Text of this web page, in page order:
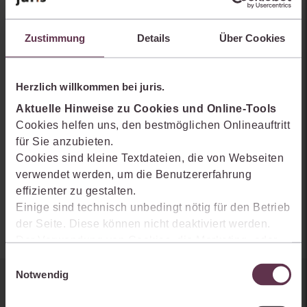
Zustimmung Details Über Cookies
Herzlich willkommen bei juris.
Aktuelle Hinweise zu Cookies und Online-Tools
Cookies helfen uns, den bestmöglichen Onlineauftritt
für Sie anzubieten.
Cookies sind kleine Textdateien, die von Webseiten
verwendet werden, um die Benutzererfahrung
effizienter zu gestalten.
Einige sind technisch unbedingt nötig für den Betrieb
der Seite. Diese können nicht deaktiviert werden.
Der Verwendung von Cookies, die Marketing- oder
Produkte zu optimieren, können Sie zustimmen,
indem Sie auf „Alles akzeptieren“ klicken. Mit Ihrer
Notwendig
Strafverteidiger Forum (StraFo)
Fundstelle:
StraFo 2024, 242-245
Autoren:
Tim Ahrens